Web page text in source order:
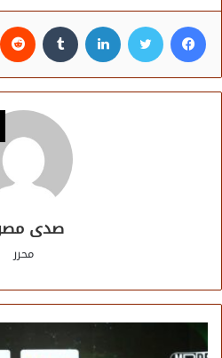
فيسبوك تويتر لينكدإن
صدى
محرر